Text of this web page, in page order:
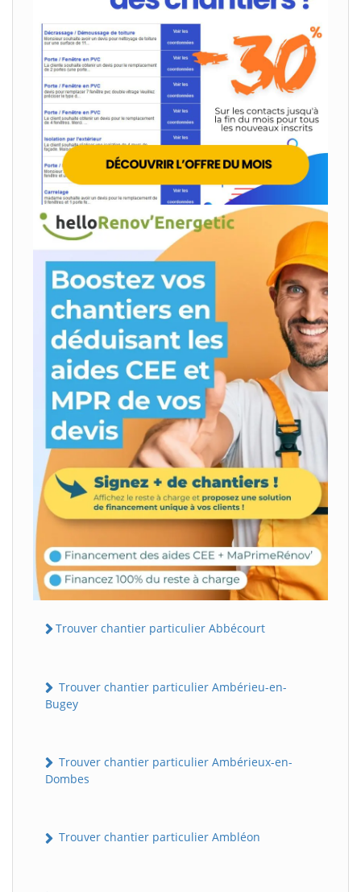
Trouver chantier particulier Abbécourt
Trouver chantier particulier Ambérieu-en-
Bugey
Trouver chantier particulier Ambérieux-en-
Dombes
Trouver chantier particulier Ambléon